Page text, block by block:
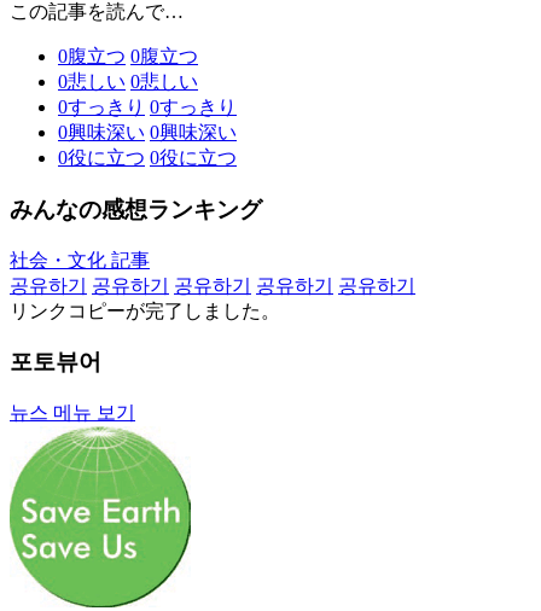
この記事を読んで…
0腹立つ 0腹立つ
0悲しい 0悲しい
0すっきり 0すっきり
0興味深い 0興味深い
0役に立つ 0役に立つ
みんなの感想ランキング
社会・文化 記事
공유하기
공유하기 공유하기 공유하기
공유하기
リンクコピーが完了しました。
포토뷰어
뉴스 메뉴 보기